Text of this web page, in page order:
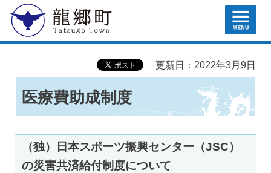
龍郷町 MENU
更新日：2022年3月9日
医療費助成制度
（独）日本スポーツ振興センター（JSC）
の災害共済給付制度について